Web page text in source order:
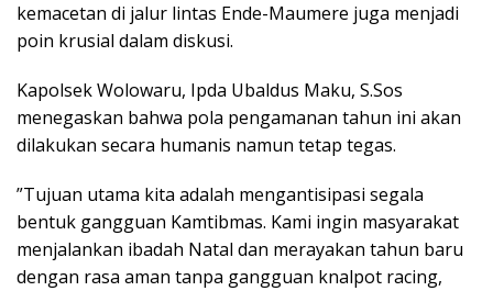
kemacetan di jalur lintas Ende-Maumere juga menjadi
poin krusial dalam diskusi.
​Kapolsek Wolowaru, Ipda Ubaldus Maku, S.Sos
menegaskan bahwa pola pengamanan tahun ini akan
dilakukan secara humanis namun tetap tegas.
​”Tujuan utama kita adalah mengantisipasi segala
bentuk gangguan Kamtibmas. Kami ingin masyarakat
menjalankan ibadah Natal dan merayakan tahun baru
dengan rasa aman tanpa gangguan knalpot racing,